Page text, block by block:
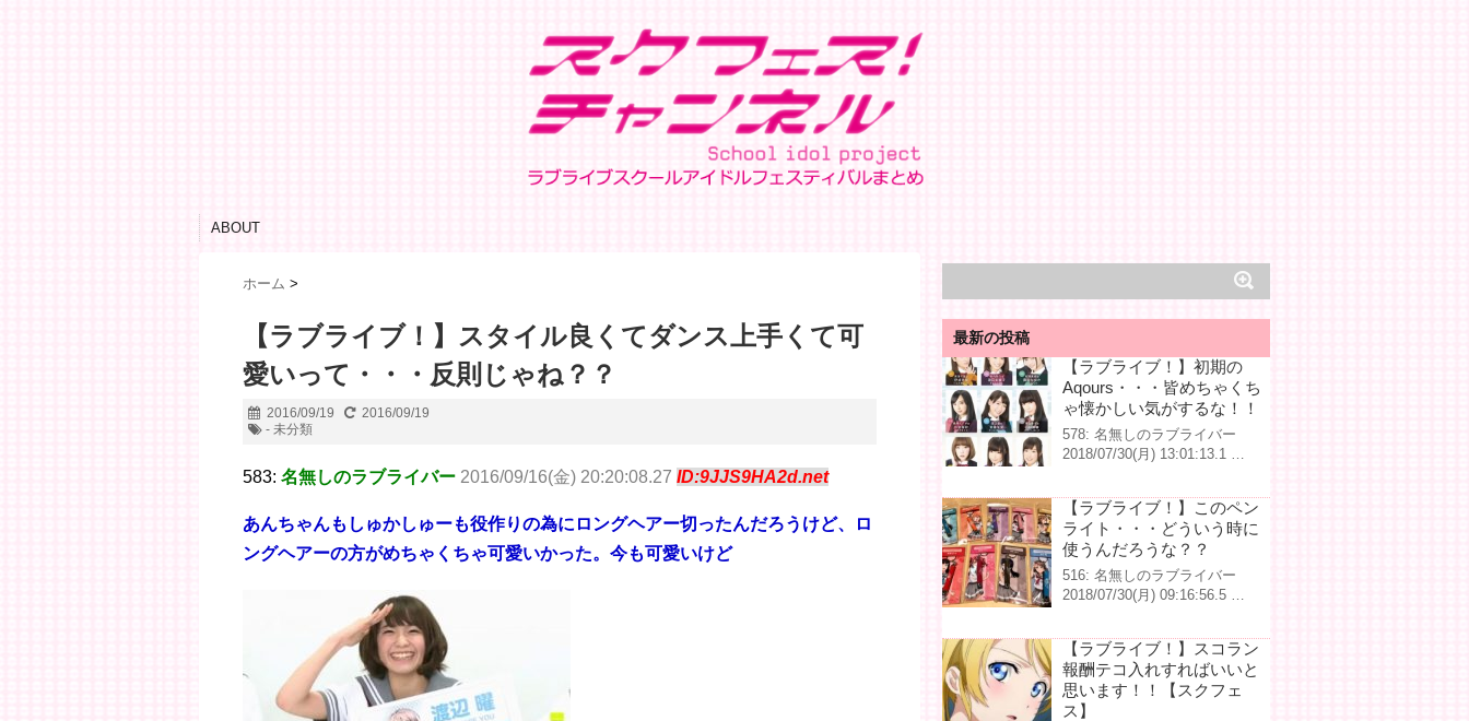
ABOUT
ホーム >
【ラブライブ！】スタイル良くてダンス上手くて可
愛いって・・・反則じゃね？？
2016/09/19
2016/09/19
- 未分類
583: 名無しのラブライバー 2016/09/16(金) 20:20:08.27 ID:9JJS9HA2d.net
あんちゃんもしゅかしゅーも役作りの為にロングヘアー切ったんだろうけど、ロ
ングヘアーの方がめちゃくちゃ可愛いかった。今も可愛いけど
最新の投稿
【ラブライブ！】初期の
Aqours・・・皆めちゃくち
ゃ懐かしい気がするな！！
578: 名無しのラブライバー
2018/07/30(月) 13:01:13.1 …
【ラブライブ！】このペン
ライト・・・どういう時に
使うんだろうな？？
516: 名無しのラブライバー
2018/07/30(月) 09:16:56.5 …
【ラブライブ！】スコラン
報酬テコ入れすればいいと
思います！！【スクフェ
ス】